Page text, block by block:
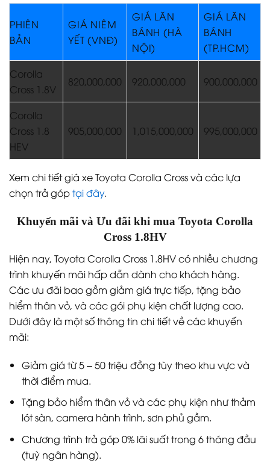
PHIÊN
BẢN
GIÁ NIÊM
YẾT (VNĐ)
GIÁ LĂN
BÁNH (HÀ
NỘI)
GIÁ LĂN
BÁNH
(TP.HCM)
Corolla
Cross 1.8V
820,000,000 920,000,000 900,000,000
Corolla
Cross 1.8
HEV
905,000,000 1,015,000,000 995,000,000
Xem chi tiết giá xe Toyota Corolla Cross và các lựa
chọn trả góptại đây.
Khuyến mãi và Ưu đãi khi mua Toyota Corolla
Cross 1.8HV
Hiện nay, Toyota Corolla Cross 1.8HV có nhiều chương
trình khuyến mãi hấp dẫn dành cho khách hàng.
Các ưu đãi bao gồm giảm giá trực tiếp, tặng bảo
hiểm thân vỏ, và các gói phụ kiện chất lượng cao.
Dưới đây là một số thông tin chi tiết về các khuyến
mãi:
Giảm giá từ 5 – 50 triệu đồng tùy theo khu vực và
thời điểm mua.
Tặng bảo hiểm thân vỏ và các phụ kiện như thảm
lót sàn, camera hành trình, sơn phủ gầm.
Chương trình trả góp 0% lãi suất trong 6 tháng đầu
(tuỳ ngân hàng).